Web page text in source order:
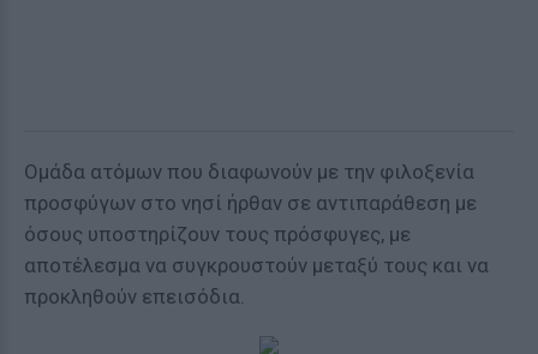
Ομάδα ατόμων που διαφωνούν με την φιλοξενία
προσφύγων στο νησί ήρθαν σε αντιπαράθεση με
όσους υποστηρίζουν τους πρόσφυγες, με
αποτέλεσμα να συγκρουστούν μεταξύ τους και να
προκληθούν επεισόδια.